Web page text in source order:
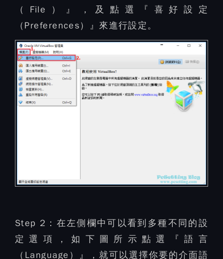
（File）』，及點選『喜好設定
（Preferences）』來進行設定。
Step 2： 在左側欄中可以看到多種不同的設
定選項，如下圖所示點選『語言
（Language）』，就可以選擇你要的介面語